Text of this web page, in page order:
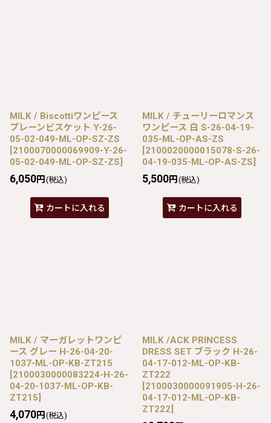
MILK / Biscottiワンピース
プレーンビスケット Y-26-
05-02-049-ML-OP-SZ-ZS
[2100070000069909-Y-26-
05-02-049-ML-OP-SZ-ZS]
6,050円 (税込)
カートに入れる
MILK / チューリーロマンス
ワンピース 白 S-26-04-19-
035-ML-OP-AS-ZS
[2100020000015078-S-26-
04-19-035-ML-OP-AS-ZS]
5,500円 (税込)
カートに入れる
MILK / マーガレットワンピ
ース グレー H-26-04-20-
1037-ML-OP-KB-ZT215
[2100030000083224-H-26-
04-20-1037-ML-OP-KB-
ZT215]
4,070円 (税込)
MILK /ACK PRINCESS
DRESS SET ブラック H-26-
04-17-012-ML-OP-KB-
ZT222
[2100030000091905-H-26-
04-17-012-ML-OP-KB-
ZT222]